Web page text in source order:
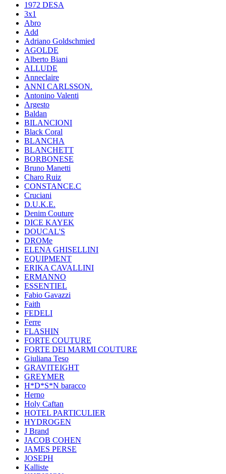
1972 DESA
3x1
Abro
Add
Adriano Goldschmied
AGOLDE
Alberto Biani
ALLUDE
Anneclaire
ANNI CARLSSON.
Antonino Valenti
Argesto
Baldan
BILANCIONI
Black Coral
BLANCHA
BLANCHETT
BORBONESE
Bruno Manetti
Charo Ruiz
CONSTANCE.C
Cruciani
D.U.K.E.
Denim Couture
DICE KAYEK
DOUCAL'S
DROMe
ELENA GHISELLINI
EQUIPMENT
ERIKA CAVALLINI
ERMANNO
ESSENTIEL
Fabio Gavazzi
Faith
FEDELI
Ferre
FLASHIN
FORTE COUTURE
FORTE DEI MARMI COUTURE
Giuliana Teso
GRAVITEIGHT
GREYMER
H*D*S*N baracco
Herno
Holy Caftan
HOTEL PARTICULIER
HYDROGEN
J Brand
JACOB COHEN
JAMES PERSE
JOSEPH
Kalliste